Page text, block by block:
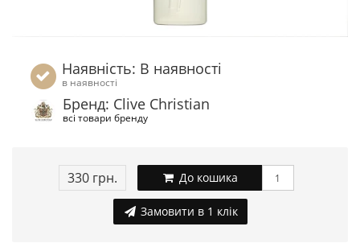
Наявність: В наявності
в наявності
Бренд: Clive Christian
всі товари бренду
330 грн. До кошика
Замовити в 1 клік